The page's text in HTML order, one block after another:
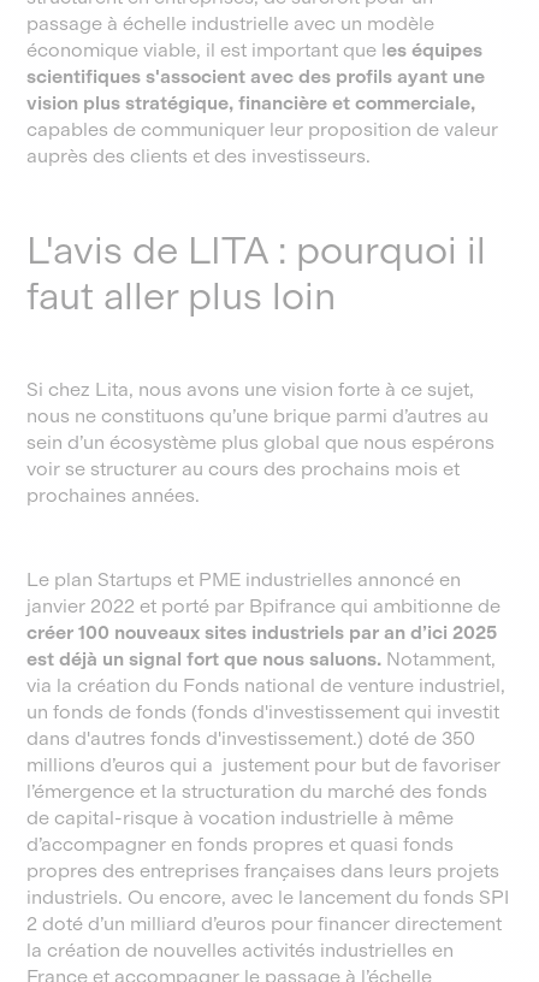
passage à échelle industrielle avec un modèle
économique viable, il est important que les équipes
scientifiques s'associent avec des profils ayant une
vision plus stratégique, financière et commerciale,
capables de communiquer leur proposition de valeur
auprès des clients et des investisseurs.
L'avis de LITA : pourquoi il
faut aller plus loin
Si chez Lita, nous avons une vision forte à ce sujet,
nous ne constituons qu’une brique parmi d’autres au
sein d’un écosystème plus global que nous espérons
voir se structurer au cours des prochains mois et
prochaines années.
​​Le plan Startups et PME industrielles annoncé en
janvier 2022 et porté par Bpifrance qui ambitionne de
créer 100 nouveaux sites industriels par an d’ici 2025
est déjà un signal fort que nous saluons. Notamment,
via la création du Fonds national de venture industriel,
un fonds de fonds (fonds d'investissement qui investit
dans d'autres fonds d'investissement.) doté de 350
millions d’euros qui a justement pour but de favoriser
l’émergence et la structuration du marché des fonds
de capital-risque à vocation industrielle à même
d’accompagner en fonds propres et quasi fonds
propres des entreprises françaises dans leurs projets
industriels. Ou encore, avec le lancement du fonds SPI
2 doté d’un milliard d’euros pour financer directement
la création de nouvelles activités industrielles en
France et accompagner le passage à l’échelle